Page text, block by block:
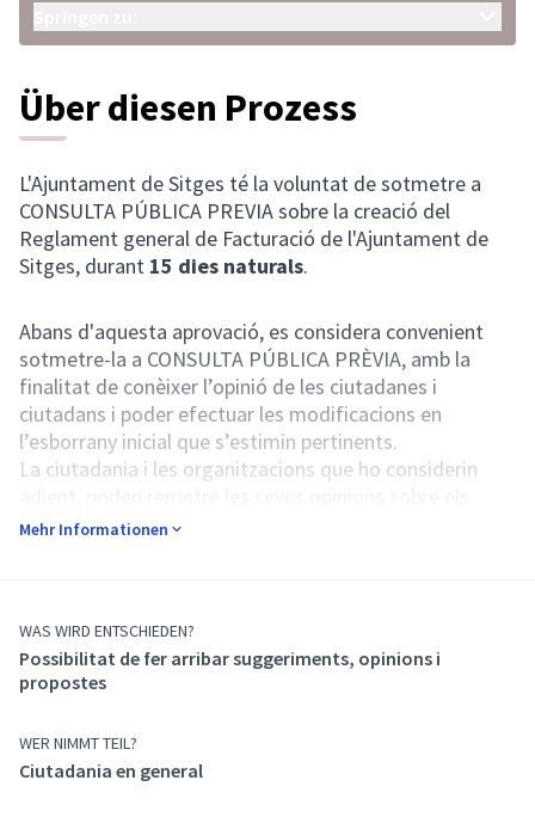
Über diesen Prozess
L'Ajuntament de Sitges té la voluntat de sotmetre a
CONSULTA PÚBLICA PREVIA sobre la creació del
Reglament general de Facturació de l'Ajuntament de
Sitges, durant 15 dies naturals.
Abans d'aquesta aprovació, es considera convenient
sotmetre-la a CONSULTA PÚBLICA PRÈVIA, amb la
finalitat de conèixer l’opinió de les ciutadanes i
ciutadans i poder efectuar les modificacions en
l’esborrany inicial que s’estimin pertinents.
La ciutadania i les organitzacions que ho considerin
aspectes plantejats durant
Com fer aportacions?
Informa't sobre la informació rellevant explicada a
continuació.
al menú superior (habilitat durant el termini de consulta
pública prèvia 11/07/2024 - 25/07/2024).
Mehr Informationen
WAS WIRD ENTSCHIEDEN?
Possibilitat de fer arribar suggeriments, opinions i
propostes
WER NIMMT TEIL?
Ciutadania en general